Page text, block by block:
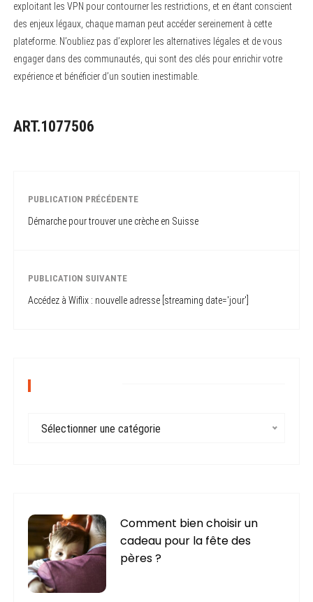
exploitant les VPN pour contourner les restrictions, et en étant conscient
des enjeux légaux, chaque maman peut accéder sereinement à cette
plateforme. N’oubliez pas d’explorer les alternatives légales et de vous
engager dans des communautés, qui sont des clés pour enrichir votre
expérience et bénéficier d’un soutien inestimable.
ART.1077506
PUBLICATION PRÉCÉDENTE
Démarche pour trouver une crèche en Suisse
PUBLICATION SUIVANTE
Accédez à Wiflix : nouvelle adresse [streaming date='jour']
r
e
s
Sélectionner une catégorie
Comment bien choisir un
cadeau pour la fête des
pères ?